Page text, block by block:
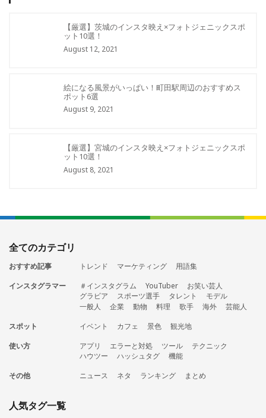
【厳選】茨城のインスタ映え×フォトジェニックスポ
ット10選！
August 12, 2021
絵になる風景がいっぱい！町田駅周辺のおすすめス
ポット6選
August 9, 2021
【厳選】宮城のインスタ映え×フォトジェニックスポ
ット10選！
August 8, 2021
全てのカテゴリ
おすすめ記事 トレンド マーケティング
用語集
インスタグラマー
＃インスタグラム YouTuber
お笑い芸人
グラビア
スポーツ選手 タレント
モデル
一般人
企業 動物 料理 歌手 海外
芸能人
スポット
イベント カフェ 景色
観光地
使い方
アプリ エラーと対処 ツール
テクニック
ハウツー
ハッシュタグ
機能
その他
ニュース ネタ ランキング まとめ
人気タグ一覧